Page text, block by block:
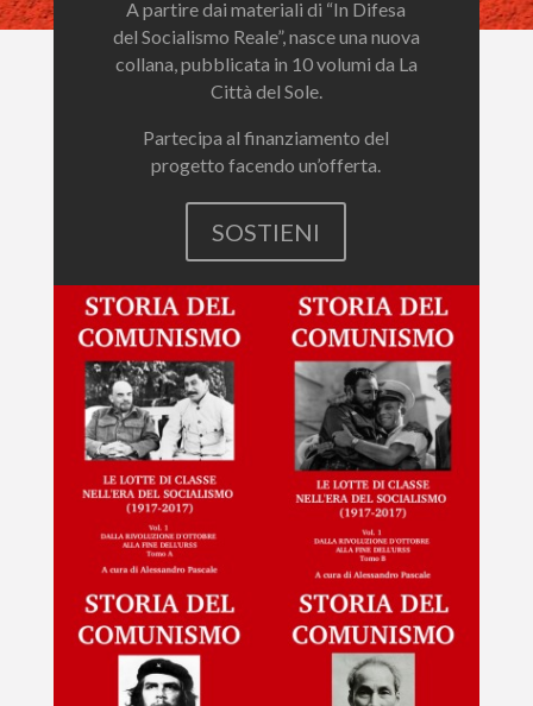
A partire dai materiali di “In Difesa
del Socialismo Reale”, nasce una nuova
collana, pubblicata in 10 volumi da La
Città del Sole.
Partecipa al finanziamento del
progetto facendo un’offerta.
SOSTIENI